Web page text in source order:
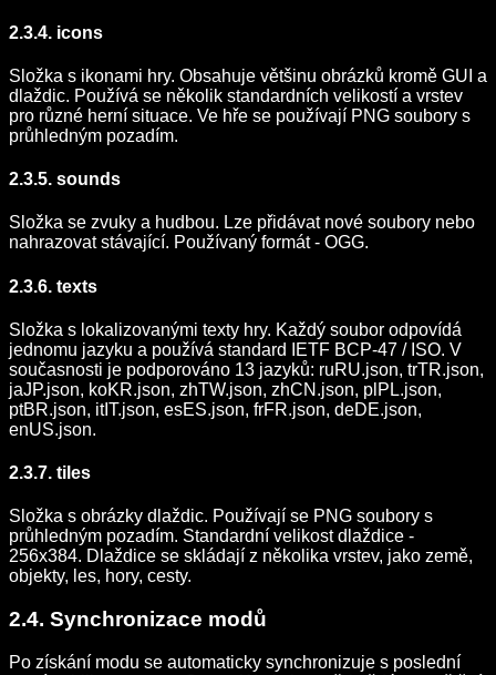
2.3.4. icons
Složka s ikonami hry. Obsahuje většinu obrázků kromě GUI a
dlaždic. Používá se několik standardních velikostí a vrstev
pro různé herní situace. Ve hře se používají PNG soubory s
průhledným pozadím.
2.3.5. sounds
Složka se zvuky a hudbou. Lze přidávat nové soubory nebo
nahrazovat stávající. Používaný formát - OGG.
2.3.6. texts
Složka s lokalizovanými texty hry. Každý soubor odpovídá
jednomu jazyku a používá standard IETF BCP-47 / ISO. V
současnosti je podporováno 13 jazyků: ruRU.json, trTR.json,
jaJP.json, koKR.json, zhTW.json, zhCN.json, plPL.json,
ptBR.json, itIT.json, esES.json, frFR.json, deDE.json,
enUS.json.
2.3.7. tiles
Složka s obrázky dlaždic. Používají se PNG soubory s
průhledným pozadím. Standardní velikost dlaždice -
256x384. Dlaždice se skládají z několika vrstev, jako země,
objekty, les, hory, cesty.
2.4. Synchronizace modů
Po získání modu se automaticky synchronizuje s poslední